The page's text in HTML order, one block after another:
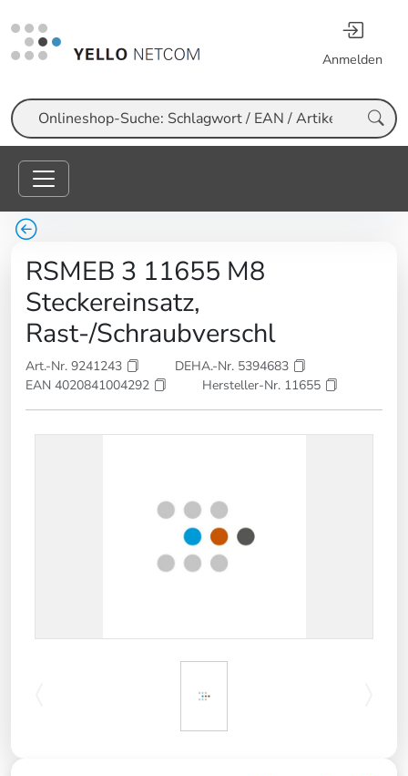
Anmelden
Suche
RSMEB 3 11655 M8
Steckereinsatz,
Rast-/Schraubverschl
Art.-Nr. 9241243
DEHA.-Nr. 5394683
EAN 4020841004292
Hersteller-Nr. 11655